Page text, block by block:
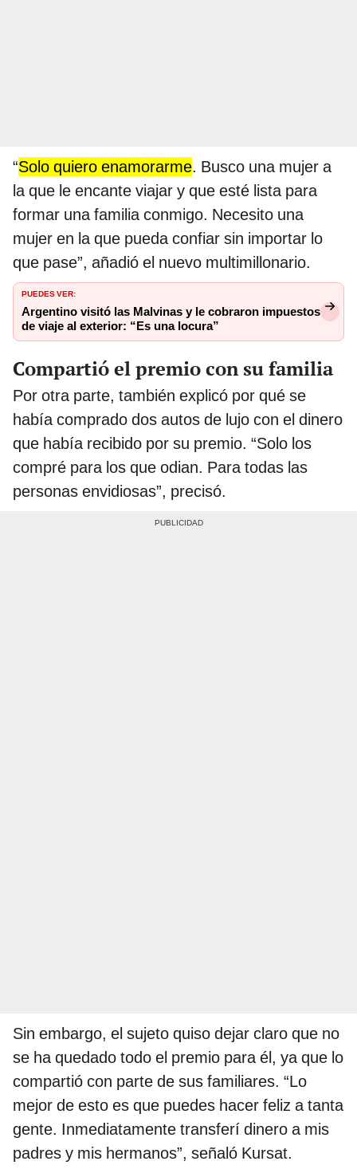
“Solo quiero enamorarme. Busco una mujer a
la que le encante viajar y que esté lista para
formar una familia conmigo. Necesito una
mujer en la que pueda confiar sin importar lo
que pase”, añadió el nuevo multimillonario.
PUEDES VER:
Argentino visitó las Malvinas y le cobraron impuestos
de viaje al exterior: “Es una locura”
Compartió el premio con su familia
Por otra parte, también explicó por qué se
había comprado dos autos de lujo con el dinero
que había recibido por su premio. “Solo los
compré para los que odian. Para todas las
personas envidiosas”, precisó.
Sin embargo, el sujeto quiso dejar claro que no
se ha quedado todo el premio para él, ya que lo
compartió con parte de sus familiares. “Lo
mejor de esto es que puedes hacer feliz a tanta
gente. Inmediatamente transferí dinero a mis
padres y mis hermanos”, señaló Kursat.